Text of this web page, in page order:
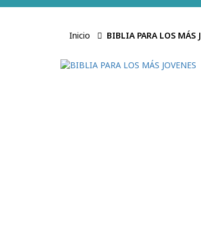
Inicio BIBLIA PARA LOS MÁS